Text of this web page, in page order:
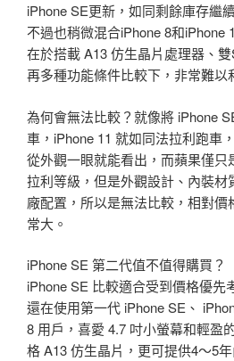
iPhone SE更新，如同剩餘庫存繼
不過也稍微混合iPhone 8和iPhone
在於搭載 A13 仿生晶片處理器、
再多種功能條件比較下，非常難以
為何會無法比較？就像將 iPhone
車，iPhone 11 就如同法拉利跑車
從外觀一眼就能看出，而蘋果僅只
拉利等級，但是外觀設計、內裝材
廠配置，所以是無法比較，相對
常大。
iPhone SE 第二代值不值得購買？
iPhone SE 比較適合受到價格優先
還在使用第一代 iPhone SE、
8 用戶，喜愛 4.7 吋小螢幕和輕盈
格 A13 仿生晶片，更可提供4～5